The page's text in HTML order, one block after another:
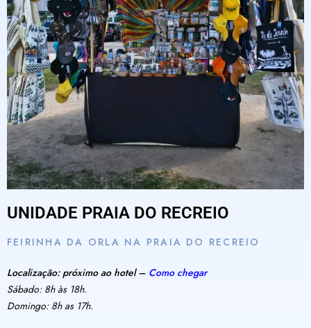
UNIDADE PRAIA DO RECREIO
FEIRINHA DA ORLA NA PRAIA DO RECREIO
Localização: próximo ao hotel – Como chegar
Sábado: 8h às 18h.
Domingo: 8h as 17h.